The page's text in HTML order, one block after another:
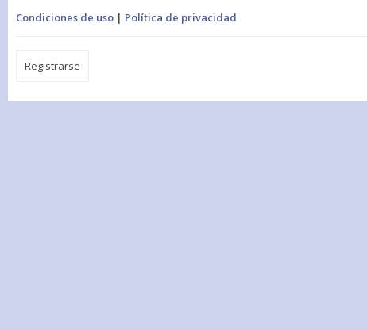
Condiciones de uso | Política de privacidad
Registrarse